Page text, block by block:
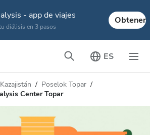
- app de viajes
diálisis en 3 pasos
Obtener
ES
Kazajistán
Poselok Topar
Center Topar